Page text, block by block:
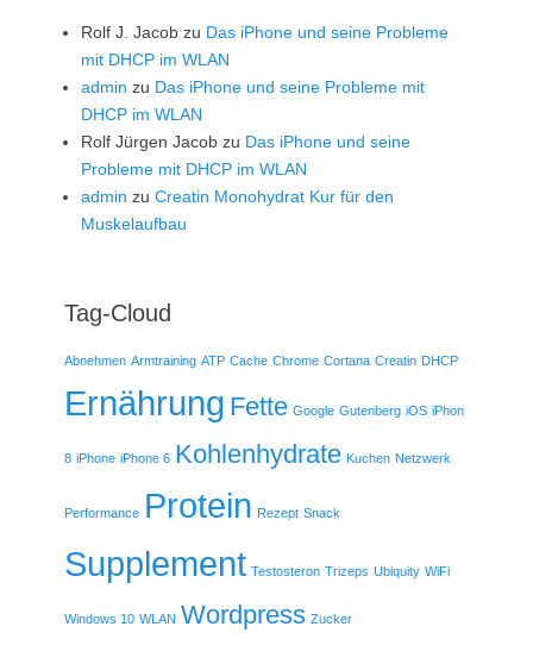
Rolf J. Jacob zu Das iPhone und seine Probleme
mit DHCP im WLAN
admin zu Das iPhone und seine Probleme mit
DHCP im WLAN
Rolf Jürgen Jacob zu Das iPhone und seine
Probleme mit DHCP im WLAN
admin zu Creatin Monohydrat Kur für den
Muskelaufbau
Tag-Cloud
Abnehmen Armtraining ATP Cache Chrome Cortana Creatin DHCP
Ernährung Fette Google Gutenberg iOS iPhon
8 iPhone iPhone 6 Kohlenhydrate Kuchen Netzwerk
Performance Protein Rezept Snack
Supplement Testosteron Trizeps Ubiquity WiFi
Windows 10 WLAN Wordpress Zucker